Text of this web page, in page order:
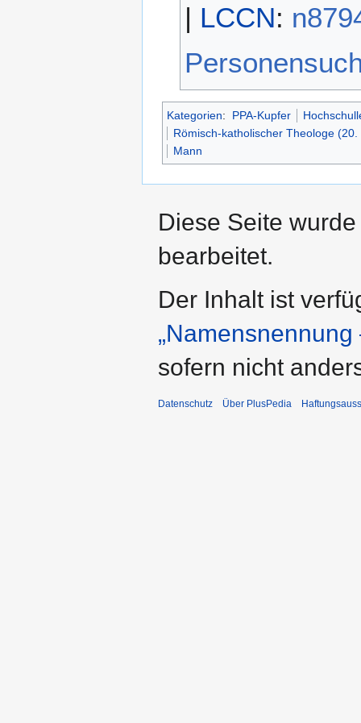
| LCCN:
Kategorien: PPA-Kupfer
Römisch-katholischer Theologe
Mann
Diese Seite
bearbeitet.
Der Inhalt ist
sofern nicht
Datenschutz Über PlusPedia